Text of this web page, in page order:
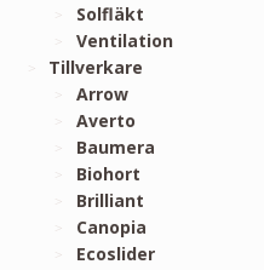
Solfläkt
Ventilation
Tillverkare
Arrow
Averto
Baumera
Biohort
Brilliant
Canopia
Ecoslider